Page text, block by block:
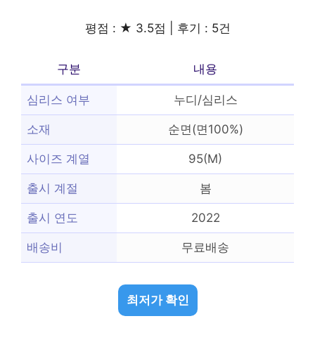
평점 : ★ 3.5점 | 후기 : 5건
구분 내용
심리스 여부 누디/심리스
소재 순면(면100%)
사이즈 계열 95(M)
출시 계절 봄
출시 연도 2022
배송비 무료배송
최저가 확인